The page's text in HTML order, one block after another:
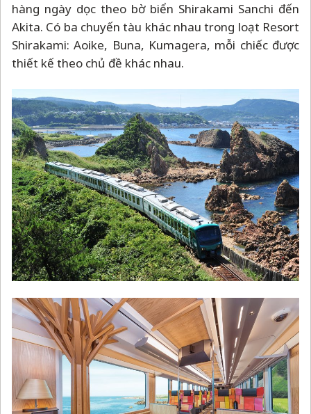
hàng ngày dọc theo bờ biển Shirakami Sanchi đến
Akita. Có ba chuyến tàu khác nhau trong loạt Resort
Shirakami: Aoike, Buna, Kumagera, mỗi chiếc được
thiết kế theo chủ đề khác nhau.